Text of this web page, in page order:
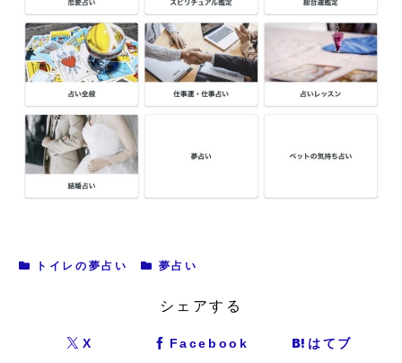
トイレの夢占い 夢占い
シェアする
X Facebook はてブ